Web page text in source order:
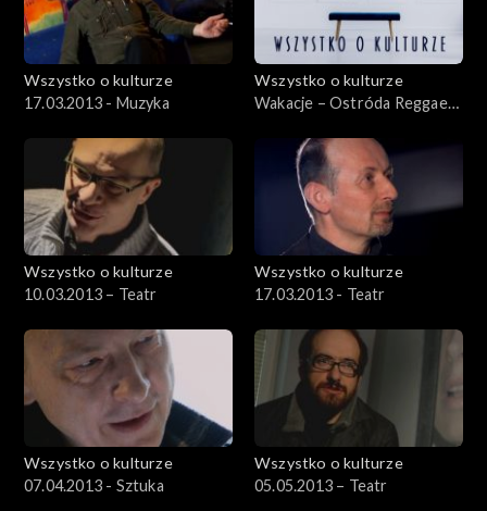
Wszystko o kulturze
17.03.2013 - Muzyka
Wszystko o kulturze
Wakacje – Ostróda Reggae
Wszystko o kulturze
10.03.2013 – Teatr
Wszystko o kulturze
17.03.2013 - Teatr
Wszystko o kulturze
07.04.2013 - Sztuka
Wszystko o kulturze
05.05.2013 – Teatr